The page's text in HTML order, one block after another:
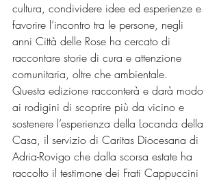
cultura, condividere idee ed esperienze e
favorire l’incontro tra le persone, negli
anni Città delle Rose ha cercato di
raccontare storie di cura e attenzione
comunitaria, oltre che ambientale.
Questa edizione racconterà e darà modo
ai rodigini di scoprire più da vicino e
sostenere l’esperienza della Locanda della
Casa, il servizio di Caritas Diocesana di
Adria-Rovigo che dalla scorsa estate ha
raccolto il testimone dei Frati Cappuccini